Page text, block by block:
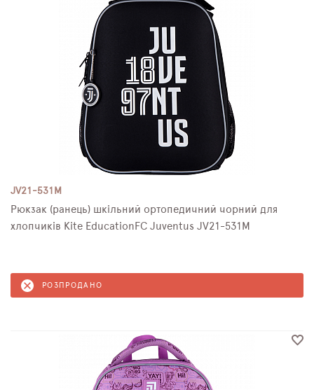
JV21-531M
Рюкзак (ранець) шкільний ортопедичний чорний для
хлопчиків Kite EducationFC Juventus JV21-531M
РОЗПРОДАНО